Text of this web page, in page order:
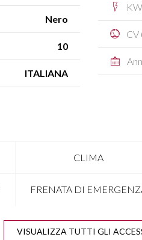
Nero
10
ITALIANA
KW
CV
CLIMA
FRENATA DI
PARKTRONIC
VISUALIZZA TUTTI GLI